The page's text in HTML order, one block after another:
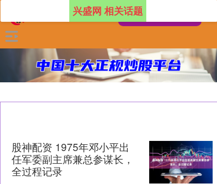
兴盛网 相关话题
股神配资 1975年邓小平出
任军委副主席兼总参谋长，
全过程记录